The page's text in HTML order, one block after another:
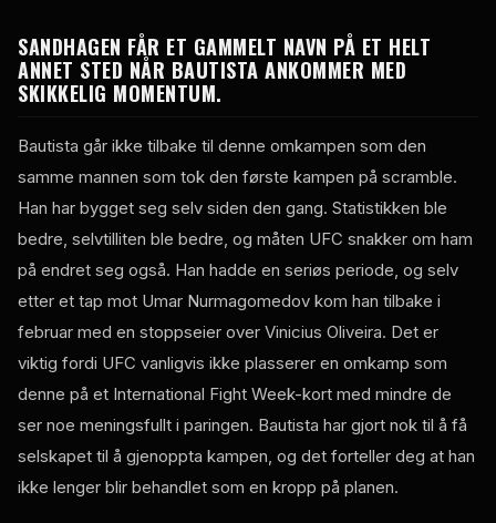
SANDHAGEN FÅR ET GAMMELT NAVN PÅ ET HELT
ANNET STED NÅR BAUTISTA ANKOMMER MED
SKIKKELIG MOMENTUM.
Bautista går ikke tilbake til denne omkampen som den
samme mannen som tok den første kampen på scramble.
Han har bygget seg selv siden den gang. Statistikken ble
bedre, selvtilliten ble bedre, og måten UFC snakker om ham
på endret seg også. Han hadde en seriøs periode, og selv
etter et tap mot Umar Nurmagomedov kom han tilbake i
februar med en stoppseier over Vinicius Oliveira. Det er
viktig fordi UFC vanligvis ikke plasserer en omkamp som
denne på et International Fight Week-kort med mindre de
ser noe meningsfullt i paringen. Bautista har gjort nok til å få
selskapet til å gjenoppta kampen, og det forteller deg at han
ikke lenger blir behandlet som en kropp på planen.